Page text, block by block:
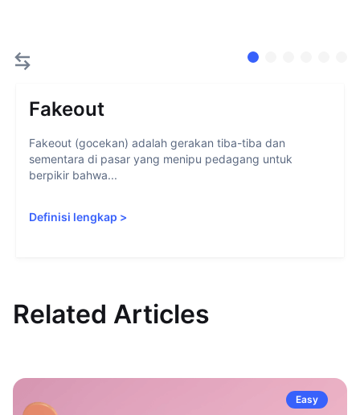
Fakeout
Fakeout (gocekan) adalah gerakan tiba-tiba dan
sementara di pasar yang menipu pedagang untuk
berpikir bahwa...
Definisi lengkap >
Related Articles
Easy